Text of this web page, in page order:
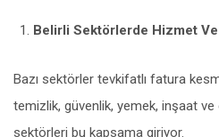
Belirli Sektörlerde Hizmet
Bazı sektörler tevkifatlı fatura
temizlik, güvenlik, yemek, inşaat ve
sektörleri bu kapsama giriyor.